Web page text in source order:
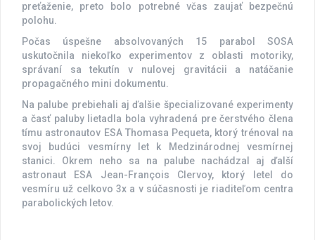
preťaženie, preto bolo potrebné včas zaujať bezpečnú
polohu.
Počas úspešne absolvovaných 15 parabol SOSA
uskutočnila niekoľko experimentov z oblasti motoriky,
správaní sa tekutín v nulovej gravitácii a natáčanie
propagačného mini dokumentu.
Na palube prebiehali aj ďalšie špecializované experimenty
a časť paluby lietadla bola vyhradená pre čerstvého člena
tímu astronautov ESA Thomasa Pequeta, ktorý trénoval na
svoj budúci vesmírny let k Medzinárodnej vesmírnej
stanici. Okrem neho sa na palube nachádzal aj ďalší
astronaut ESA Jean-François Clervoy, ktorý letel do
vesmíru už celkovo 3x a v súčasnosti je riaditeľom centra
parabolických letov.